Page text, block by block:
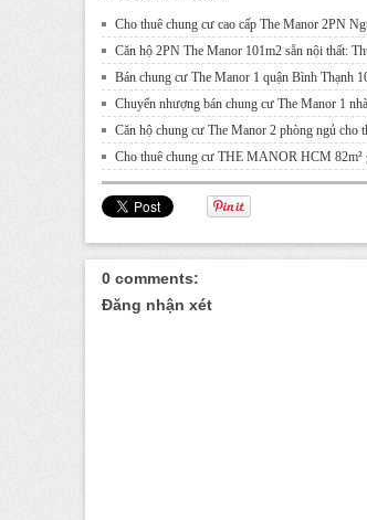
Cho thuê chung cư cao cấp The Manor 2PN
Căn hộ 2PN The Manor 101m2 sẵn nội thất:
Bán chung cư The Manor 1 quận Bình Thạnh
Chuyển nhượng bán chung cư The Manor 1
Căn hộ chung cư The Manor 2 phòng ngủ cho
Cho thuê chung cư THE MANOR HCM 82m²
0 comments:
Đăng nhận xét